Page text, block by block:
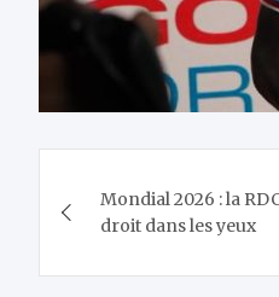
de
l’article
Mondial 2026 : la
droit dans les yeux